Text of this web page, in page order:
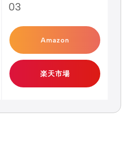
03
Amazon
楽天市場